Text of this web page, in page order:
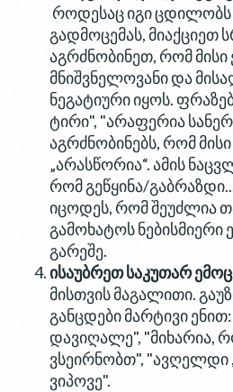
როდესაც იგი ცდილობს
გადმოცემას,
აგრძნობინეთ, რომ მისი
მნიშვნელოვანი და
ნეგატიური იყოს.
ტირი", "არაფერია
აგრძნობინებს, რომ
„არასწორია“. ამის
რომ გეწყინა/
იცოდეს, რომ შეუძლია
გამოხატოს ნებისმიერი
გარეშე.
ისაუბრეთ საკუთარ
მისთვის მაგალითი.
განცდები მარტივი
დავიღალე", "მიხარია,
ვსეირნობთ", "ავღელდი
ვიპოვე".